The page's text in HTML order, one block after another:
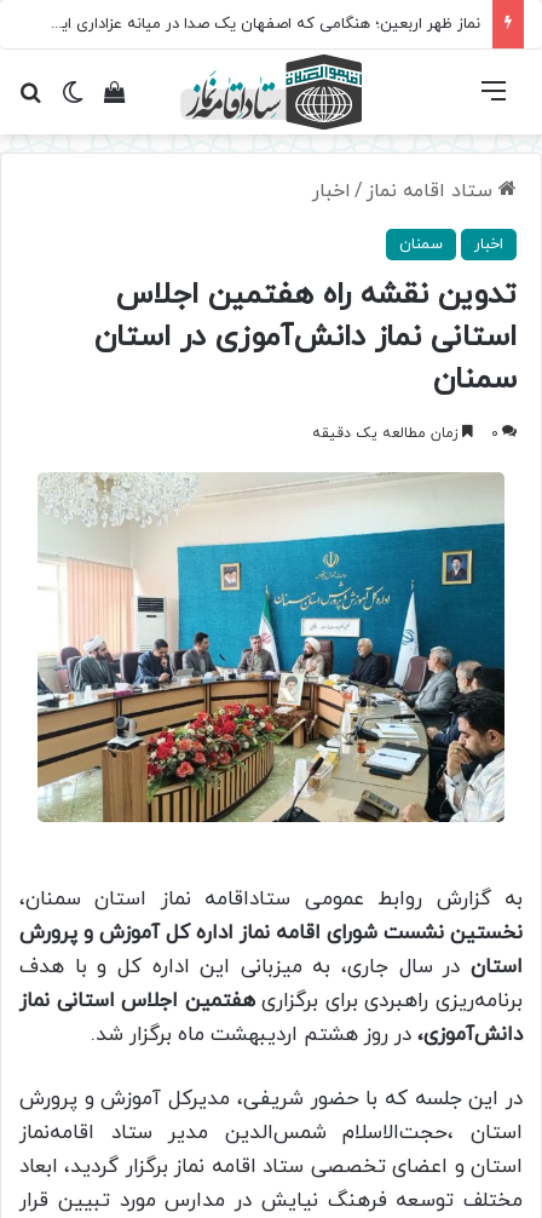
نماز ظهر اربعین؛ هنگامی که اصفهان یک صدا در میانه عزاداری ایستاد
تغییرمشاهده فهرست
ستاد اقامه نماز / اخبار
اخبار سمنان
تدوین نقشه‌ راه هفتمین اجلاس
استانی نماز دانش‌آموزی در استان
سمنان
0 زمان مطالعه یک دقیقه
به گزارش روابط عمومی ستاداقامه نماز استان سمنان،
نخستین نشست شورای اقامه نماز اداره کل آموزش و پرورش
استان در سال جاری، به میزبانی این اداره کل و با هدف
برنامه‌ریزی راهبردی برای برگزاریهفتمین اجلاس استانی نماز
دانش‌آموزی، در روز هشتم اردیبهشت ماه برگزار شد.
در این جلسه که با حضور شریفی، مدیرکل آموزش و پرورش
استان ،حجت‌الاسلام شمس‌الدین مدیر ستاد اقامه‌نماز
استان و اعضای تخصصی ستاد اقامه نماز برگزار گردید، ابعاد
مختلف توسعه فرهنگ نیایش در مدارس مورد تبیین قرار